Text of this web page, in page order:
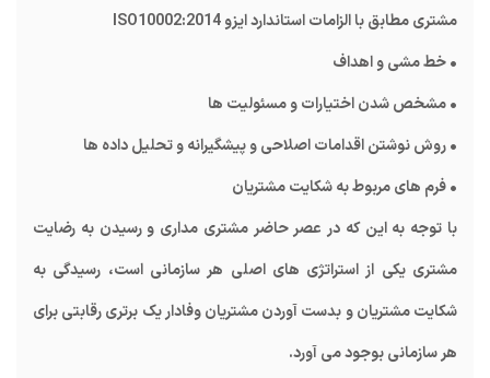
مشتری مطابق با الزامات استاندارد ایزو ISO10002:2014
• خط مشی و اهداف
• مشخص شدن اختیارات و مسئولیت ها
• روش نوشتن اقدامات اصلاحی و پیشگیرانه و تحلیل داده ها
• فرم های مربوط به شکایت مشتریان
با توجه به این که در عصر حاضر مشتری مداری و رسیدن به رضایت
مشتری یکی از استراتژی های اصلی هر سازمانی است، رسیدگی به
شکایت مشتریان و بدست آوردن مشتریان وفادار یک برتری رقابتی برای
هر سازمانی بوجود می آورد.